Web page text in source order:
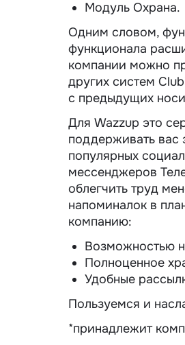
Модуль Охрана.
Одним словом,
функционала
компании можно
других систем
с предыдущих
Для Wazzup это
поддерживать вас
популярных
мессенджеров
облегчить труд
напоминалок в
компанию:
Возможностью
Полноценное
Удобные
Пользуемся и
*принадлежит